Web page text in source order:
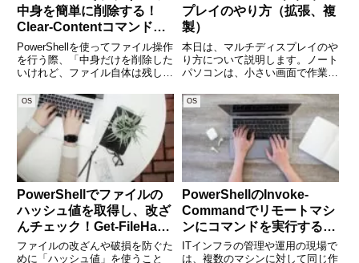
中身を簡単に削除する！
Clear-Contentコマンドの
使い方を徹底解説
PowerShellを使ってファイル操作
を行う際、「中身だけを削除した
いけれど、ファイル自体は残して
す。そんなときに便利なのが、
Clear-Contentコマンドです。こ
のコマンドを使えば、ファイルの
内容を簡単に
プレイのやり方（拡張、複
製）
本日は、マルチディスプレイのや
り方について説明します。ノート
パソコンは、小さい画面で作業に
そのような時大きいディスプレイ
に表示できればと思うことがあり
ますよね。表示画面をノートパソ
コンの画面だけでなく、別のディ
OS
PowerShellでファイルの
ハッシュ値を取得し、改ざ
んチェック！Get-FileHash
コマンドの使い方と活用例
ファイルの改ざんや破損を防ぐた
めに「ハッシュ値」を使うこと
OS
PowerShellのInvoke-
Commandでリモートマシ
ンにコマンドを実行する方
法
ITインフラの管理や運用の現場で
は、複数のマシンに対して同じ作